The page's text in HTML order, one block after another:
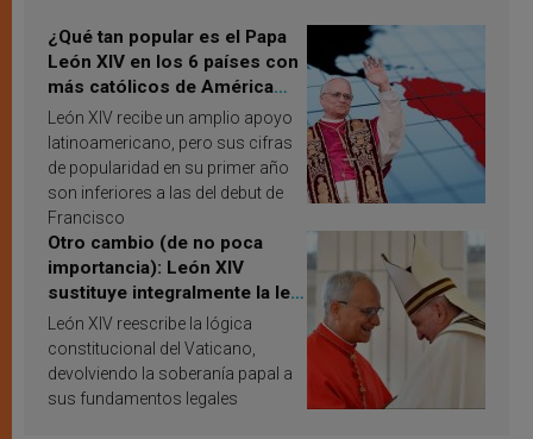
¿Qué tan popular es el Papa
León XIV en los 6 países con
más católicos de América
Latina en 2026? Publican
resultados de investigación
León XIV recibe un amplio apoyo
latinoamericano, pero sus cifras
de popularidad en su primer año
son inferiores a las del debut de
Francisco
Otro cambio (de no poca
importancia): León XIV
sustituye integralmente la ley
vaticana de Papa Francisco
León XIV reescribe la lógica
constitucional del Vaticano,
devolviendo la soberanía papal a
sus fundamentos legales